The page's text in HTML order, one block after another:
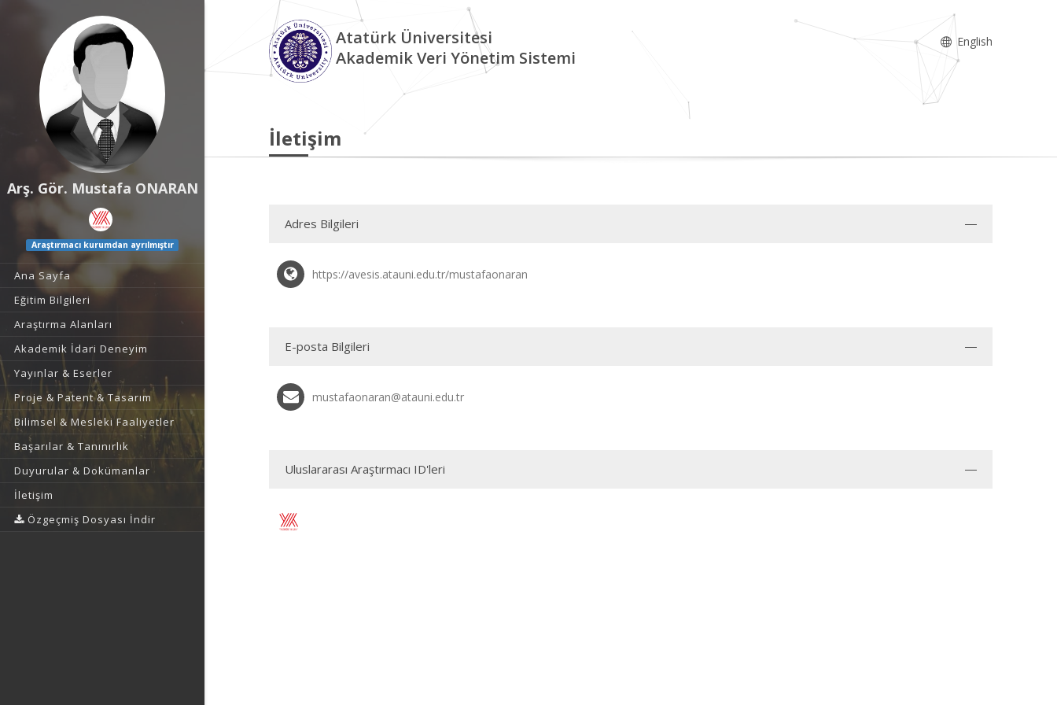
Arş. Gör. Mustafa ONARAN
Araştırmacı kurumdan ayrılmıştır
Ana Sayfa
Eğitim Bilgileri
Araştırma Alanları
Akademik İdari Deneyim
Yayınlar & Eserler
Proje & Patent & Tasarım
Bilimsel & Mesleki Faaliyetler
Başarılar & Tanınırlık
Duyurular & Dokümanlar
İletişim
Özgeçmiş Dosyası İndir
Atatürk Üniversitesi
Akademik Veri Yönetim Sistemi
English
İletişim
Adres Bilgileri
https://avesis.atauni.edu.tr/mustafaonaran
E-posta Bilgileri
mustafaonaran@atauni.edu.tr
Uluslararası Araştırmacı ID'leri